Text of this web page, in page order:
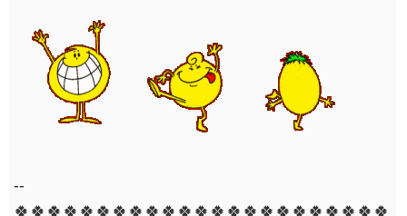
--
🍀🍀🍀🍀🍀🍀🍀🍀🍀🍀🍀🍀🍀🍀🍀🍀🍀🍀🍀🍀🍀🍀🍀